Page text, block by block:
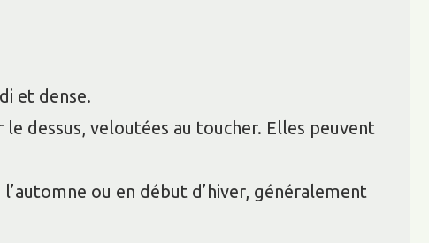
et dense.
dessus, veloutées au toucher. Elles peuvent
ou en début d’hiver, généralement